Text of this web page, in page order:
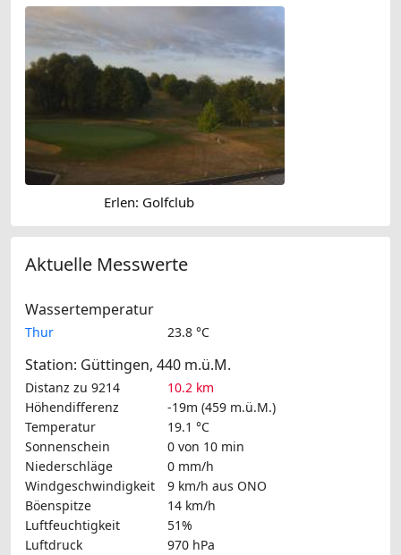
Erlen: Golfclub
Aktuelle Messwerte
Wassertemperatur
Thur 23.8 °C
Station: Güttingen, 440 m.ü.M.
Distanz zu 9214
10.2 km
Höhendifferenz
-19m (459 m.ü.M.)
Temperatur
19.1 °C
Sonnenschein
0 von 10 min
Niederschläge
0 mm/h
Windgeschwindigkeit
9 km/h aus ONO
Böenspitze
14 km/h
Luftfeuchtigkeit
51%
Luftdruck
970 hPa